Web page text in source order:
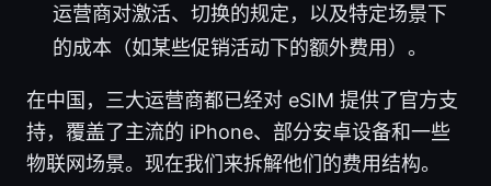
运营商对激活、切换的规定，以及特定场景下
的成本（如某些促销活动下的额外费用）。
在中国，三大运营商都已经对 eSIM 提供了官方支
持，覆盖了主流的 iPhone、部分安卓设备和一些
物联网场景。现在我们来拆解他们的费用结构。